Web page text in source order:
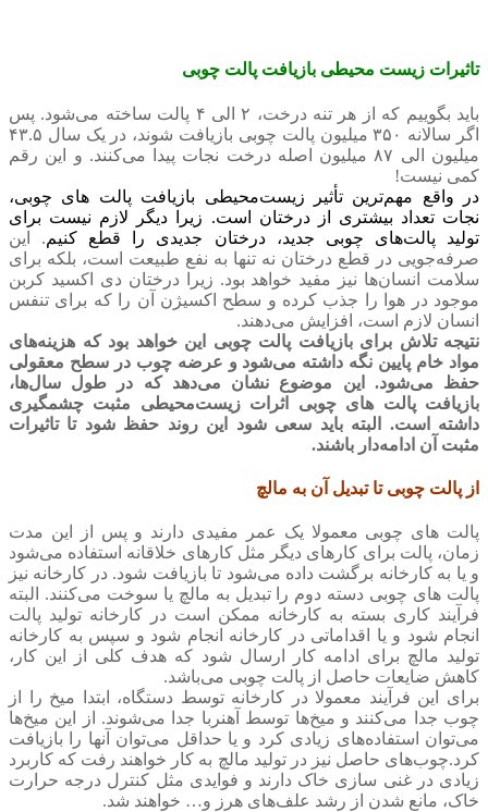
تاثیرات زیست محیطی بازیافت پالت چوبی
باید بگوییم که از هر تنه درخت، ۲ الی ۴ پالت ساخته می‌شود. پس
اگر سالانه ۳۵۰ میلیون پالت چوبی بازیافت شوند، در یک سال ۴۳.۵
میلیون الی ۸۷ میلیون اصله درخت نجات پیدا می‌کنند. و این رقم
کمی نیست!
در واقع مهم‌ترین تأثیر زیست‌محیطی بازیافت پالت های چوبی،
نجات تعداد بیشتری از درختان است. زیرا دیگر لازم نیست برای
تولید پالت‌های چوبی جدید، درختان جدیدی را قطع کنیم. این
صرفه‌جویی در قطع درختان نه تنها به نفع طبیعت است، بلکه برای
سلامت انسان‌ها نیز مفید خواهد بود. زیرا درختان دی اکسید کربن
موجود در هوا را جذب کرده و سطح اکسیژن آن را که برای تنفس
انسان لازم است، افزایش می‌دهند.
نتیجه تلاش برای بازیافت پالت چوبی این خواهد بود که هزینه‌های
مواد خام پایین نگه داشته می‌شود و عرضه چوب در سطح معقولی
حفظ می‌شود. این موضوع نشان می‌دهد که در طول سال‌ها،
بازیافت پالت های چوبی اثرات زیست‌محیطی مثبت چشمگیری
داشته است. البته باید سعی شود این روند حفظ شود تا تاثیرات
مثبت آن ادامه‌دار باشند.
از پالت چوبی تا تبدیل آن به مالچ
پالت های چوبی معمولا یک عمر مفیدی دارند و پس از این مدت
زمان، پالت برای کارهای دیگر مثل کارهای خلاقانه استفاده می‌شود
و یا به کارخانه برگشت داده می‌شود تا بازیافت شود. در کارخانه نیز
پالت های چوبی دسته دوم را تبدیل به مالچ یا سوخت می‌کنند. البته
فرآیند کاری بسته به کارخانه ممکن است در کارخانه تولید پالت
انجام شود و یا اقداماتی در کارخانه انجام شود و سپس به کارخانه
تولید مالچ برای ادامه کار ارسال شود که هدف کلی از این کار،
کاهش ضایعات حاصل از پالت چوبی می‌باشد.
برای این فرآیند معمولا در کارخانه توسط دستگاه، ابتدا میخ را از
چوب جدا می‌کنند و میخ‌ها توسط آهنربا جدا می‌شوند. از این میخ‌ها
می‌توان استفاده‌های زیادی کرد و یا حداقل می‌توان آنها را بازیافت
کرد.چوب‌های حاصل نیز در تولید مالچ به کار خواهند رفت که کاربرد
زیادی در غنی سازی خاک دارند و فوایدی مثل کنترل درجه حرارت
خاک، مانع شدن از رشد علف‌های هرز و… خواهند شد.